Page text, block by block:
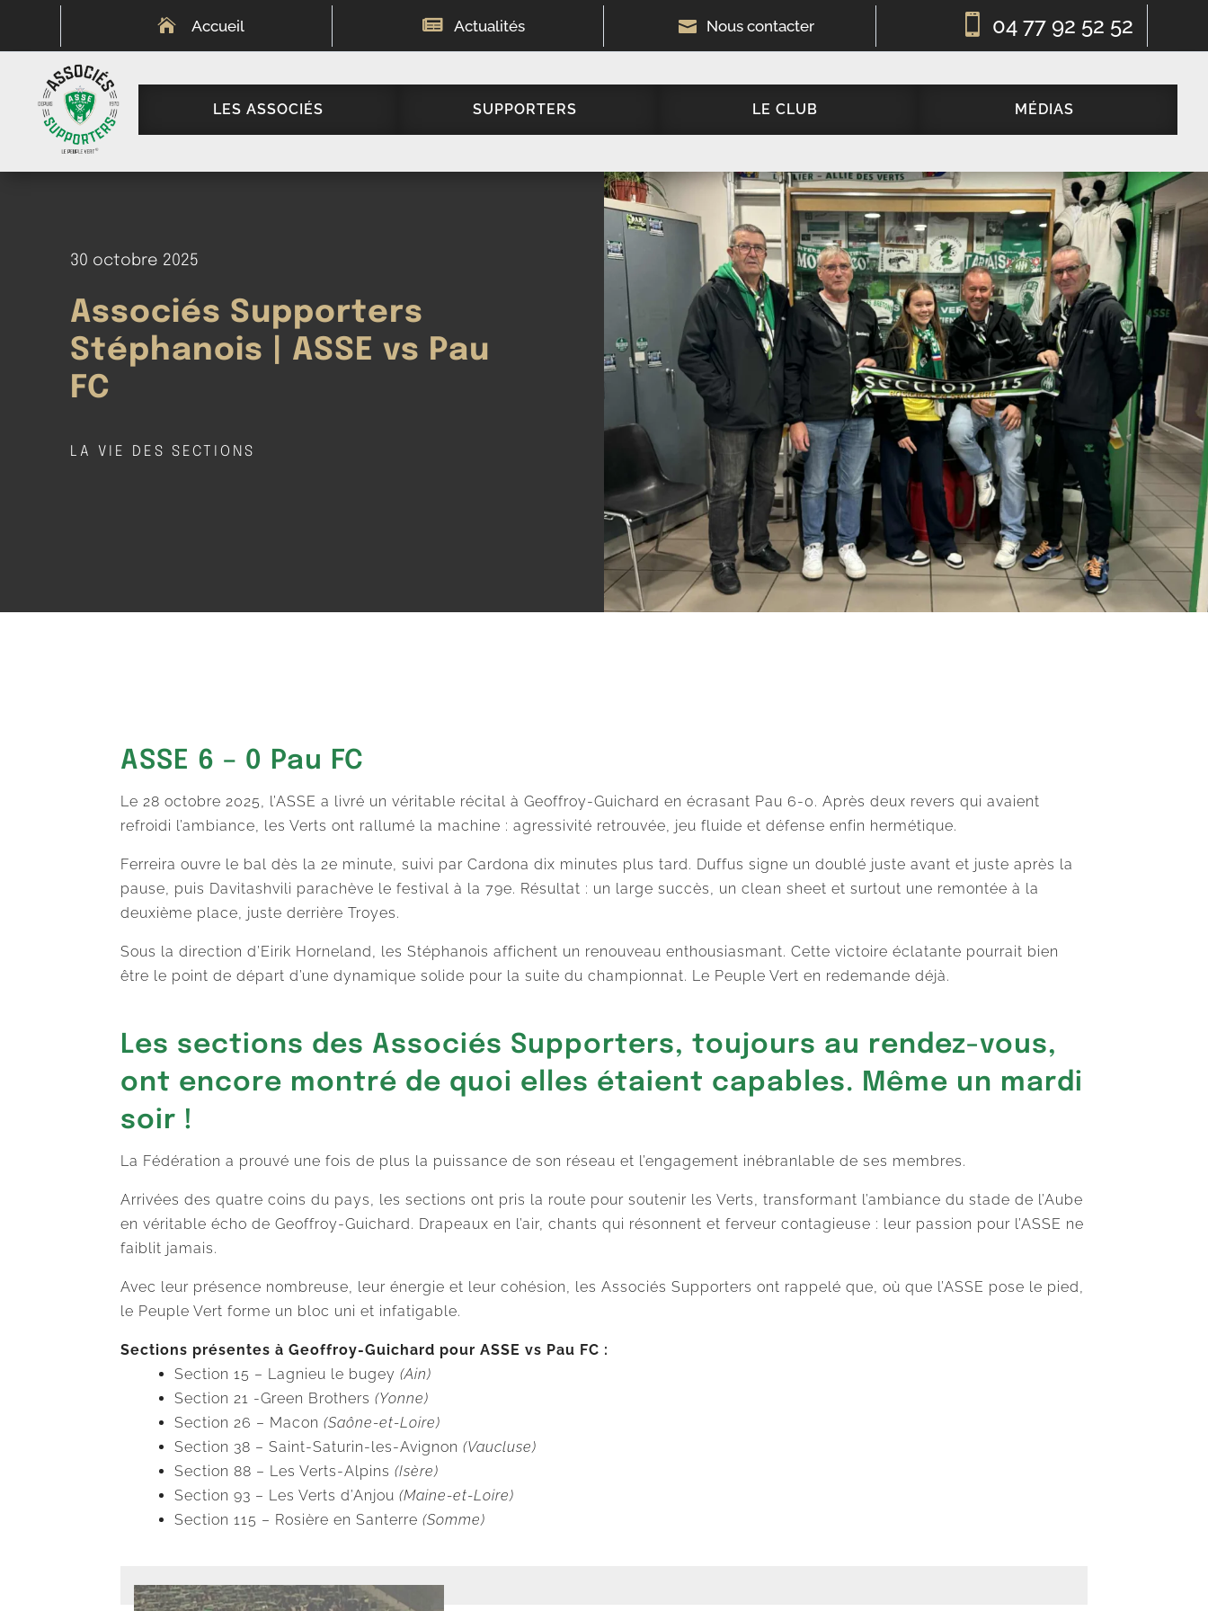
 Accueil  Actualités  Nous contacter  04 77 92 52 52
LES ASSOCIÉS SUPPORTERS LE CLUB MÉDIAS
30 octobre 2025
Associés Supporters
Stéphanois | ASSE vs Pau
FC
LA VIE DES SECTIONS
ASSE 6 – 0 Pau FC
Le 28 octobre 2025, l’ASSE a livré un véritable récital à Geoffroy-Guichard en écrasant Pau 6-0. Après deux revers qui avaient
refroidi l’ambiance, les Verts ont rallumé la machine : agressivité retrouvée, jeu fluide et défense enfin hermétique.
Ferreira ouvre le bal dès la 2e minute, suivi par Cardona dix minutes plus tard. Duffus signe un doublé juste avant et juste après la
pause, puis Davitashvili parachève le festival à la 79e. Résultat : un large succès, un clean sheet et surtout une remontée à la
deuxième place, juste derrière Troyes.
Sous la direction d’Eirik Horneland, les Stéphanois affichent un renouveau enthousiasmant. Cette victoire éclatante pourrait bien
être le point de départ d’une dynamique solide pour la suite du championnat. Le Peuple Vert en redemande déjà.
Les sections des Associés Supporters, toujours au rendez-vous,
ont encore montré de quoi elles étaient capables. Même un mardi
soir !
La Fédération a prouvé une fois de plus la puissance de son réseau et l’engagement inébranlable de ses membres.
Arrivées des quatre coins du pays, les sections ont pris la route pour soutenir les Verts, transformant l’ambiance du stade de l’Aube
en véritable écho de Geoffroy-Guichard. Drapeaux en l’air, chants qui résonnent et ferveur contagieuse : leur passion pour l’ASSE ne
faiblit jamais.
Avec leur présence nombreuse, leur énergie et leur cohésion, les Associés Supporters ont rappelé que, où que l’ASSE pose le pied,
le Peuple Vert forme un bloc uni et infatigable.
Sections présentes à Geoffroy-Guichard pour ASSE vs Pau FC :
Section 15 – Lagnieu le bugey (Ain)
Section 21 -Green Brothers(Yonne)
Section 26 – Macon (Saône-et-Loire)
Section 38 – Saint-Saturin-les-Avignon(Vaucluse)
Section 88 – Les Verts-Alpins(Isère)
Section 93 – Les Verts d’Anjou(Maine-et-Loire)
Section 115 – Rosière en Santerre(Somme)